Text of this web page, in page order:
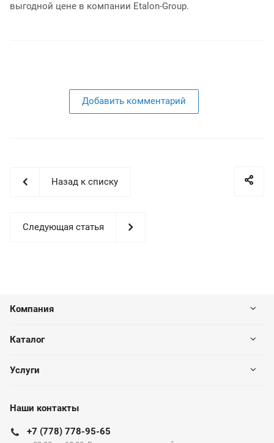
выгодной цене в компании Etalon-Group.
Добавить комментарий
Назад к списку
Следующая статья
Компания
Каталог
Услуги
Наши контакты
+7 (778) 778-95-65